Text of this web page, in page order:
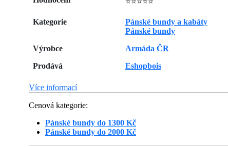
Kategorie
Pánské bundy a kabáty
Pánské bundy
Výrobce
Armáda ČR
Prodává
Eshopbois
Více informací
Cenová kategorie:
Pánské bundy do 1300 Kč
Pánské bundy do 2000 Kč